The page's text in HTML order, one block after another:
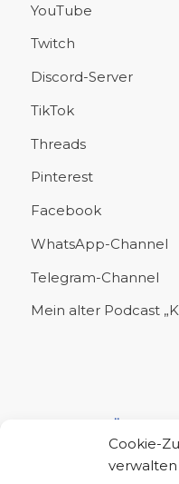
Cookie-
verwalten
YouTube
Twitch
Discord-Server
TikTok
Threads
Pinterest
Facebook
WhatsApp-Channel
Telegram-Channel
Mein alter Podcast